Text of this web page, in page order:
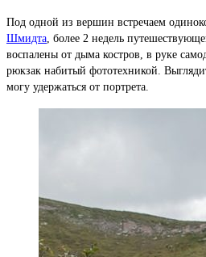
Под одной из вершин встречаем
Шмидта , более 2 недель
воспалены от дыма костров, в руке
рюкзак набитый фототехникой.
могу удержаться от портрета.